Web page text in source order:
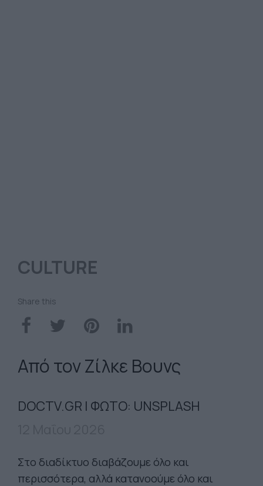
CULTURE
Share this
Από τον Ζίλκε Βουνς
DOCTV.GR | ΦΩΤΟ: UNSPLASH
Στο διαδίκτυο διαβάζουμε όλο και
περισσότερα, αλλά κατανοούμε όλο και